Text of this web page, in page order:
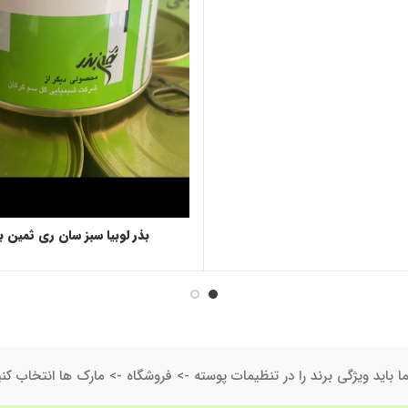
بذر لوبیا سبز سان ری ثمین
باید ویژگی برند را در تنظیمات پوسته -> فروشگاه -> مارک ها انتخاب